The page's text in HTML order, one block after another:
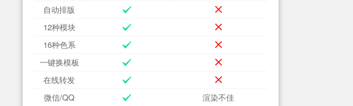
自动排版
12种模块
16种色系
一键换模板
在线转发
微信/QQ
渲染不佳